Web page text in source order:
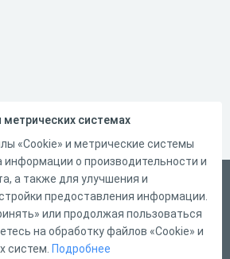
связи
метрических системах
«Cookie» и метрические системы
информации о производительности и
а также для улучшения и
предоставления информации.
или продолжая пользоваться
на обработку файлов «Cookie» и
систем. Подробнее